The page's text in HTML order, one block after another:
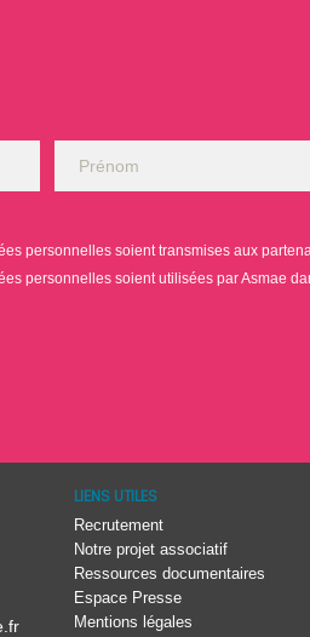
personnelles soient transmises aux
personnelles soient utilisées par Asmae
LIENS UTILES
Recrutement
Notre projet associatif
Ressources documentaires
Espace Presse
Mentions légales